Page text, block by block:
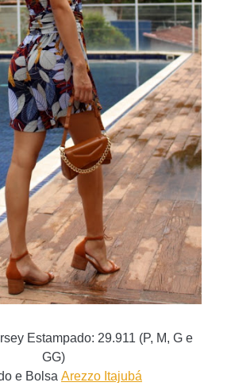
Estampado: 29.911 (P, M, G e
GG)
e Bolsa Arezzo Itajubá